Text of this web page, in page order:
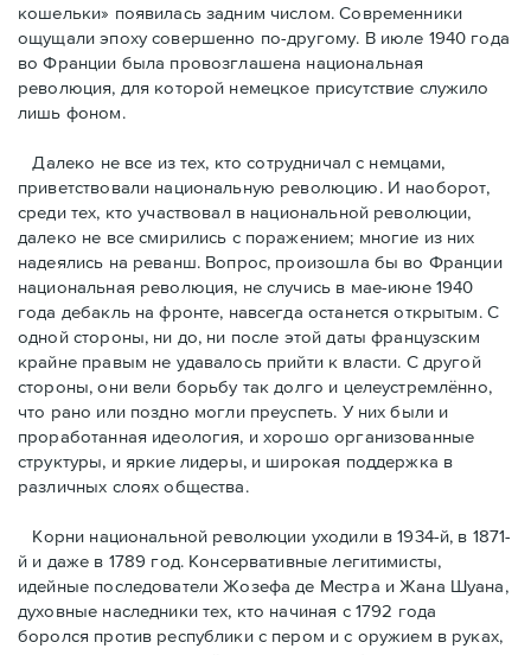
кошельки» появилась задним числом. Современники
ощущали эпоху совершенно по-другому. В июле 1940 года
во Франции была провозглашена национальная
революция, для которой немецкое присутствие служило
лишь фоном.
Далеко не все из тех, кто сотрудничал с немцами,
приветствовали национальную революцию. И наоборот,
среди тех, кто участвовал в национальной революции,
далеко не все смирились с поражением; многие из них
надеялись на реванш. Вопрос, произошла бы во Франции
национальная революция, не случись в мае-июне 1940
года дебакль на фронте, навсегда останется открытым. С
одной стороны, ни до, ни после этой даты французским
крайне правым не удавалось прийти к власти. С другой
стороны, они вели борьбу так долго и целеустремлённо,
что рано или поздно могли преуспеть. У них были и
проработанная идеология, и хорошо организованные
структуры, и яркие лидеры, и широкая поддержка в
различных слоях общества.
Корни национальной революции уходили в 1934-й, в 1871-
й и даже в 1789 год. Консервативные легитимисты,
идейные последователи Жозефа де Местра и Жана Шуана,
духовные наследники тех, кто начиная с 1792 года
боролся против республики с пером и с оружием в руках,